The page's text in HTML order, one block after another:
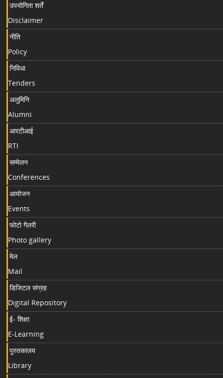
उपयोगिता शर्तें
Disclaimer
नीति
Policy
निविधा
Tenders
अलुमिनि
Alumni
आरटीआई
RTI
सम्मेलन
Conferences
आयोजन
Events
फोटो गैलरी
Photo gallery
मेल
Mail
डिजिटल संग्रह
Digital Repository
ई- शिक्षा
E-Learning
पुस्तकालय
Library